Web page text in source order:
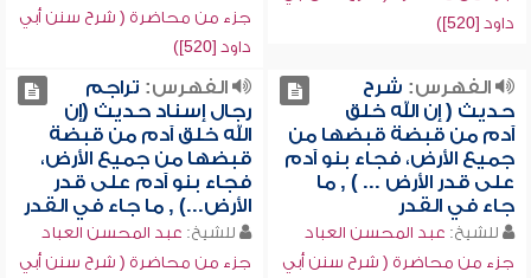
داود [520])
جزء من محاضرة ( شرح سنن أبي
داود [520])
الفهرس: شرح
حديث ( إن الله خلق
آدم من قبضة قبضها من
جميع الأرض، فجاء بنو آدم
على قدر الأرض ... ) , ما
جاء في القدر
للشيخ: عبد المحسن العباد
جزء من محاضرة ( شرح سنن أبي
الفهرس: تراجم
رجال إسناد حديث (إن
الله خلق آدم من قبضة
قبضها من جميع الأرض،
فجاء بنو آدم على قدر
الأرض...) , ما جاء في القدر
للشيخ: عبد المحسن العباد
جزء من محاضرة ( شرح سنن أبي